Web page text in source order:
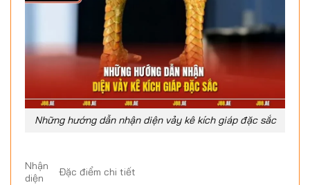
Những hướng dẫn nhận diện vảy kê kích giáp đặc sắc
Nhận
diện
Đặc điểm chi tiết